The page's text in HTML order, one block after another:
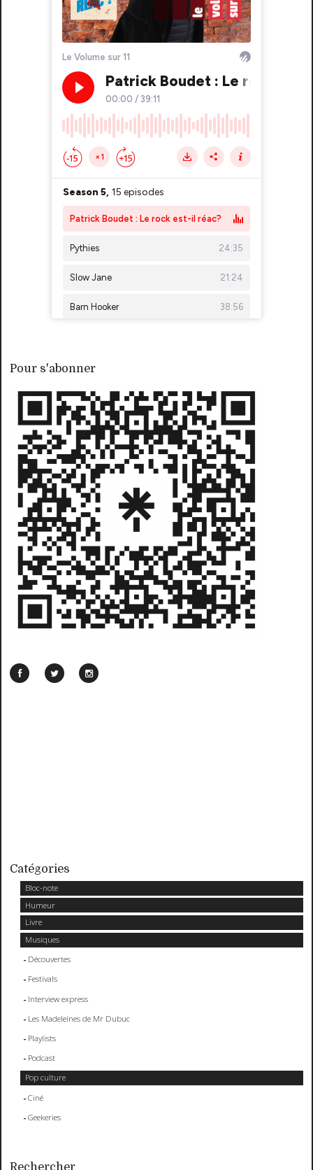
Pour s'abonner
Catégories
Bloc-note
Humeur
Livre
Musiques
Découvertes
Festivals
Interview express
Les Madeleines de Mr Dubuc
Playlists
Podcast
Pop culture
Ciné
Geekeries
Rechercher